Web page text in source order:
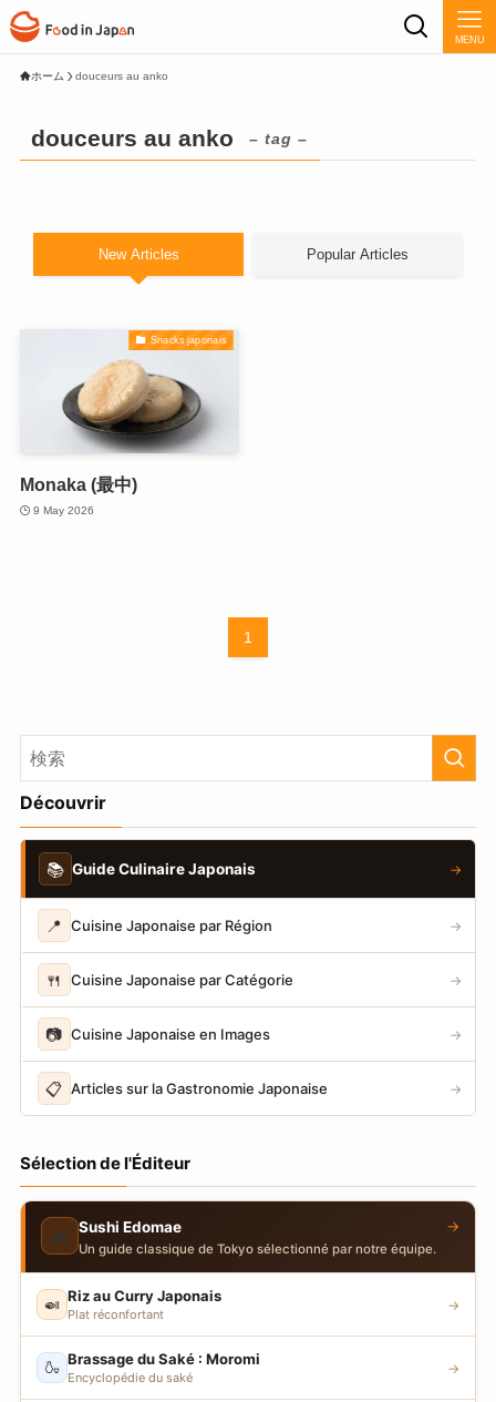
MENU
ホーム douceurs au anko
douceurs au anko – tag –
New Articles Popular Articles
Snacks japonais
Monaka (最中)
9 May 2026
1
Découvrir
📚 Guide Culinaire Japonais →
📍 Cuisine Japonaise par Région →
🍴 Cuisine Japonaise par Catégorie →
📷 Cuisine Japonaise en Images →
📋 Articles sur la Gastronomie Japonaise →
Sélection de l'Éditeur
🍣 Sushi Edomae
Un guide classique de Tokyo sélectionné par notre équipe.
→
🍛 Riz au Curry Japonais
Plat réconfortant
→
🍶 Brassage du Saké : Moromi
Encyclopédie du saké
→